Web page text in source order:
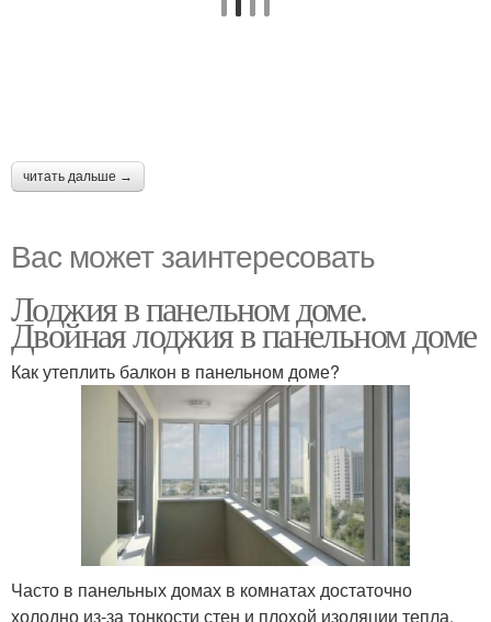
читать дальше →
Вас может заинтересовать
Лоджия в панельном доме.
Двойная лоджия в панельном доме
Как утеплить балкон в панельном доме?
Часто в панельных домах в комнатах достаточно
холодно из-за тонкости стен и плохой изоляции тепла.